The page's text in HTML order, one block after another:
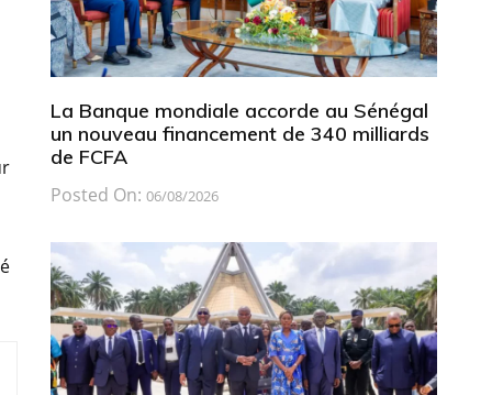
La Banque mondiale accorde au Sénégal
un nouveau financement de 340 milliards
de FCFA
Posted On: 06/08/2026